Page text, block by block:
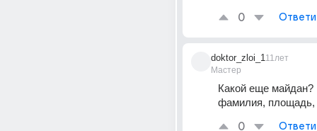
0
doktor_zloi_1
Мастер
11лет
Какой еще
фамилия, площадь,
0